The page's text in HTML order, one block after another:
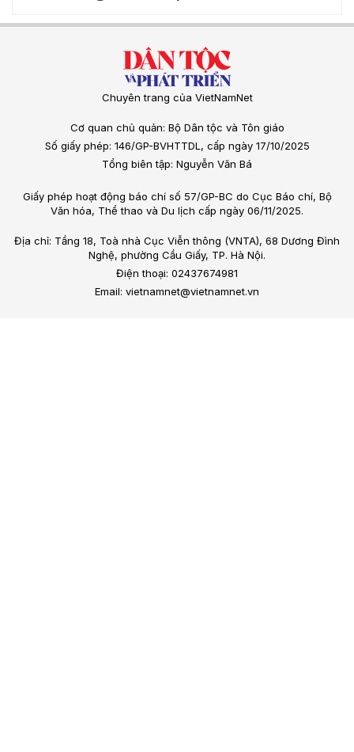
Chuyên trang của VietNamNet
Cơ quan chủ quản: Bộ Dân tộc và Tôn giáo
Số giấy phép: 146/GP-BVHTTDL, cấp ngày 17/10/2025
Tổng biên tập: Nguyễn Văn Bá
Giấy phép hoạt động báo chí số 57/GP-BC do Cục Báo chí, Bộ
Văn hóa, Thể thao và Du lịch cấp ngày 06/11/2025.
Địa chỉ: Tầng 18, Toà nhà Cục Viễn thông (VNTA), 68 Dương Đình
Nghệ, phường Cầu Giấy, TP. Hà Nội.
Điện thoại: 02437674981
Email: vietnamnet@vietnamnet.vn